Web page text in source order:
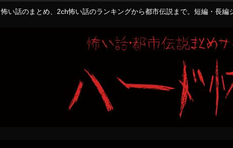
怖い話のまとめ、2ch怖い話のランキングから都市伝説まで。短編・長編